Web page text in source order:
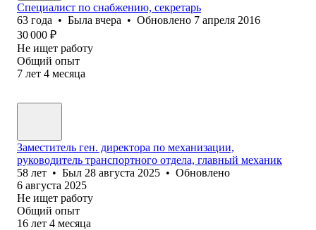
Специалист по снабжению, секретарь
63 года • Была вчера • Обновлено 7 апреля 2016
30 000 ₽
Не ищет работу
Общий опыт
7 лет 4 месяца
Заместитель ген. директора по механизации,
руководитель транспортного отдела, главный механик
58 лет • Был 28 августа 2025 • Обновлено
6 августа 2025
Не ищет работу
Общий опыт
16 лет 4 месяца